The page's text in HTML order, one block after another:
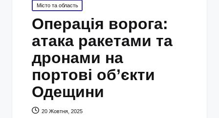
Posted
in
Місто та область
Операція ворога:
атака ракетами та
дронами на
портові об’єкти
Одещини
20 Жовтня, 2025